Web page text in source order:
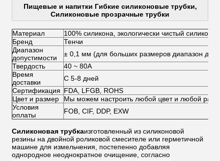
Пищевые и напитки Гибкие силиконовые трубки,
Силиконовые прозрачные трубки
Материал
100% силикона, экологически чистый силикон
Бренд
Тенчи
Диапазон
допустимости
± 0,1 мм (для больших размеров диапазон
Твердость
40 ~ 80А
Время
доставки
С 5-8 дней
Сертификация FDA, LFGB, ROHS
Цвет и размер
Мы можем настроить любой цвет и любой
Условия
оплаты
FOB, CIF, DDP, EXW
Силиконовая трубкаизготовленный из силиконовой
резины на двойной роликовой смесителе или герметичной
машине для измельчения, постепенно добавляя
однородное неоднократное очищение, согласно